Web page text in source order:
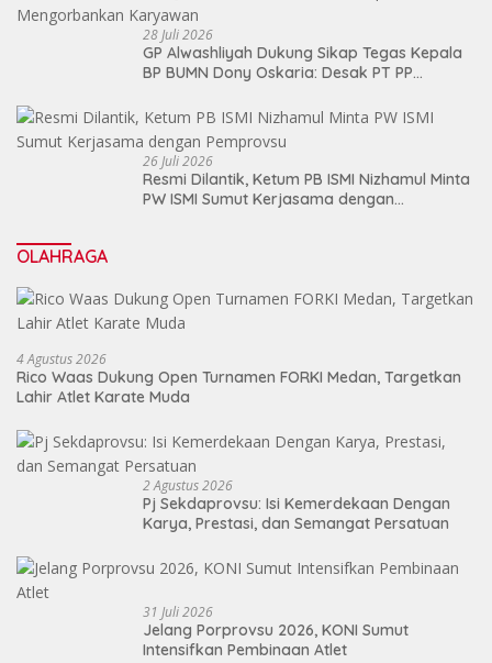
28 Juli 2026
GP Alwashliyah Dukung Sikap Tegas Kepala
BP BUMN Dony Oskaria: Desak PT PP
Mengorbankan Karyawan
26 Juli 2026
Resmi Dilantik, Ketum PB ISMI Nizhamul Minta
PW ISMI Sumut Kerjasama dengan
OLAHRAGA
4 Agustus 2026
Rico Waas Dukung Open Turnamen FORKI Medan, Targetkan
Lahir Atlet Karate Muda
2 Agustus 2026
Pj Sekdaprovsu: Isi Kemerdekaan Dengan
Karya, Prestasi, dan Semangat Persatuan
31 Juli 2026
Jelang Porprovsu 2026, KONI Sumut
Intensifkan Pembinaan Atlet